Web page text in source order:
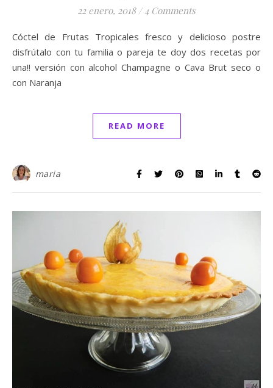
22 enero, 2018 / 4 Comments
Cóctel de Frutas Tropicales fresco y delicioso postre
disfrútalo con tu familia o pareja te doy dos recetas por
una!! versión con alcohol Champagne o Cava Brut seco o
con Naranja
READ MORE
maria